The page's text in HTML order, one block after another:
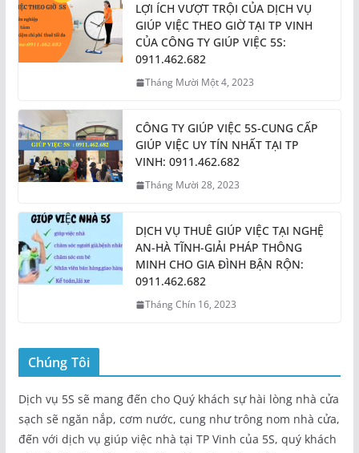
LỢI ÍCH VƯỢT TRỘI CỦA DỊCH VỤ
GIÚP VIỆC THEO GIỜ TẠI TP VINH
CỦA CÔNG TY GIÚP VIỆC 5S:
0911.462.682
Tháng Mười Một 4, 2023
CÔNG TY GIÚP VIỆC 5S-CUNG CẤP
GIÚP VIỆC UY TÍN NHẤT TẠI TP
VINH: 0911.462.682
Tháng Mười 28, 2023
DỊCH VỤ THUÊ GIÚP VIỆC TẠI NGHỆ
AN-HÀ TĨNH-GIẢI PHÁP THÔNG
MINH CHO GIA ĐÌNH BẬN RỘN:
0911.462.682
Tháng Chín 16, 2023
Chúng Tôi
Dịch vụ 5S sẽ mang đến cho Quý khách sự hài lòng nhà cửa
sạch sẽ ngăn nắp, cơm nước, cung như trông nom nhà cửa,
đến với dịch vụ giúp việc nhà tại TP Vinh của 5S, quý khách